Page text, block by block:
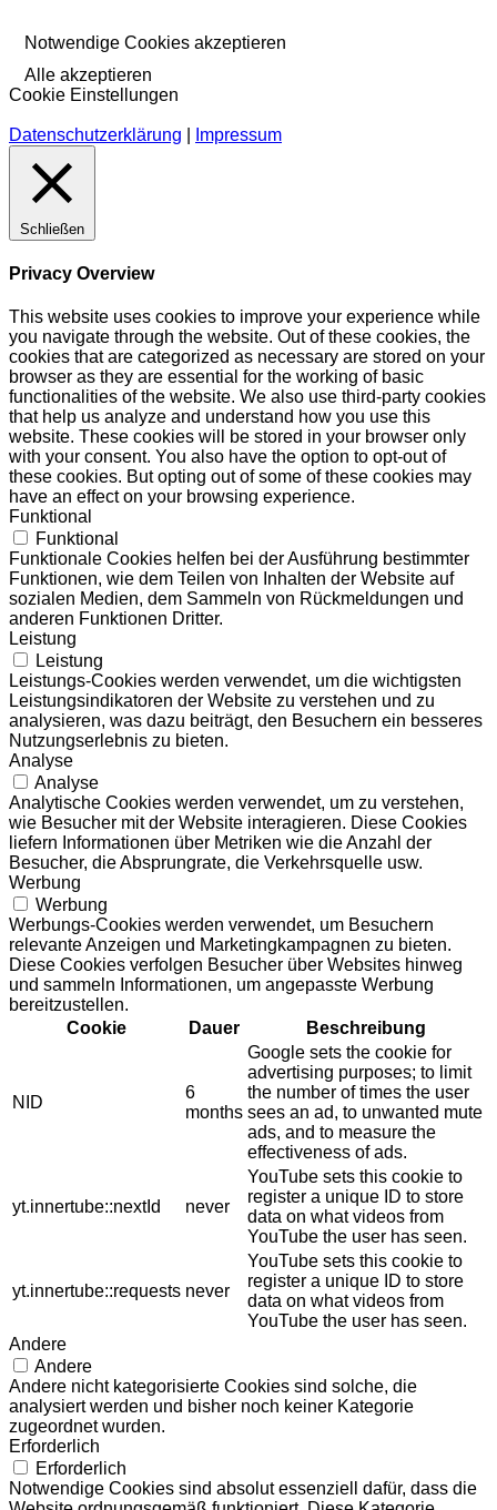
Notwendige Cookies akzeptieren
Alle akzeptieren
Cookie Einstellungen
Datenschutzerklärung Impressum
Schließen
Privacy Overview
This website uses cookies to improve your experience while
you navigate through the website. Out of these cookies, the
cookies that are categorized as necessary are stored on your
browser as they are essential for the working of basic
functionalities of the website. We also use third-party cookies
that help us analyze and understand how you use this
website. These cookies will be stored in your browser only
with your consent. You also have the option to opt-out of
these cookies. But opting out of some of these cookies may
have an effect on your browsing experience.
Funktional
Funktional
Funktionale Cookies helfen bei der Ausführung bestimmter
Funktionen, wie dem Teilen von Inhalten der Website auf
sozialen Medien, dem Sammeln von Rückmeldungen und
anderen Funktionen Dritter.
Leistung
Leistung
Leistungs-Cookies werden verwendet, um die wichtigsten
Leistungsindikatoren der Website zu verstehen und zu
analysieren, was dazu beiträgt, den Besuchern ein besseres
Nutzungserlebnis zu bieten.
Analyse
Analyse
Analytische Cookies werden verwendet, um zu verstehen,
wie Besucher mit der Website interagieren. Diese Cookies
liefern Informationen über Metriken wie die Anzahl der
Besucher, die Absprungrate, die Verkehrsquelle usw.
Werbung
Werbung
Werbungs-Cookies werden verwendet, um Besuchern
relevante Anzeigen und Marketingkampagnen zu bieten.
Diese Cookies verfolgen Besucher über Websites hinweg
und sammeln Informationen, um angepasste Werbung
bereitzustellen.
Cookie
Dauer Beschreibung
NID
6
months
Google sets the cookie for
advertising purposes; to limit
the number of times the user
sees an ad, to unwanted mute
ads, and to measure the
effectiveness of ads.
yt.innertube::nextId never
YouTube sets this cookie to
register a unique ID to store
data on what videos from
YouTube the user has seen.
yt.innertube::requests never
YouTube sets this cookie to
register a unique ID to store
data on what videos from
YouTube the user has seen.
Andere
Andere
Andere nicht kategorisierte Cookies sind solche, die
analysiert werden und bisher noch keiner Kategorie
zugeordnet wurden.
Erforderlich
Erforderlich
Notwendige Cookies sind absolut essenziell dafür, dass die